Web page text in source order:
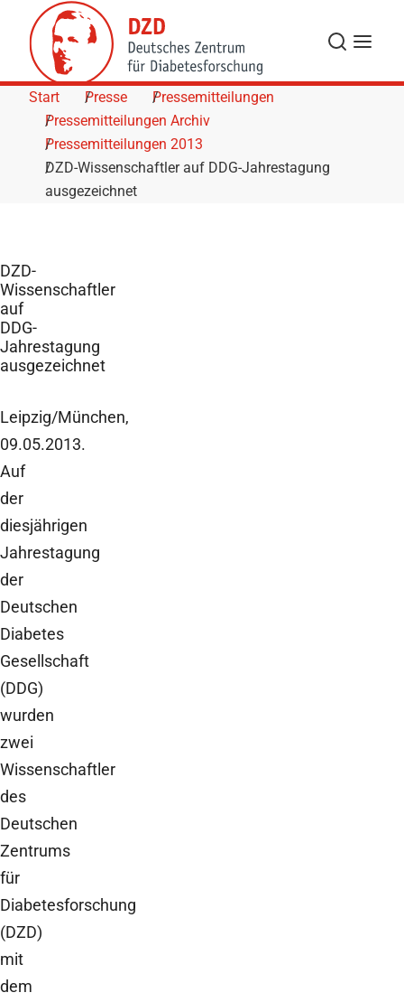
Skip to Content
Suche
Start Presse
Pressemitteilungen
Pressemitteilungen Archiv
Pressemitteilungen 2013
DZD-Wissenschaftler auf DDG-Jahrestagung
ausgezeichnet
DZD-
Wissenschaftler
auf
DDG-
Jahrestagung
ausgezeichnet
Leipzig/München,
09.05.2013.
Auf
der
diesjährigen
Jahrestagung
der
Deutschen
Diabetes
Gesellschaft
(DDG)
wurden
zwei
Wissenschaftler
des
Deutschen
Zentrums
für
Diabetesforschung
(DZD)
mit
dem